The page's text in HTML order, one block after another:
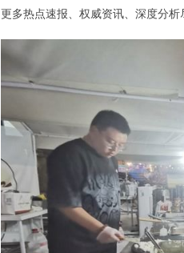
更多热点速报、权威资讯、深度分析